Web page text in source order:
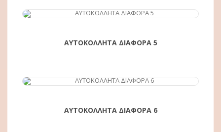
ΑΓΟΡΆ
ΑΥΤΟΚΟΛΛΗΤΑ ΔΙΑΦΟΡΑ 5
ΑΓΟΡΆ
ΑΥΤΟΚΟΛΛΗΤΑ ΔΙΑΦΟΡΑ 6